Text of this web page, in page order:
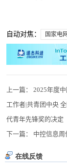
自动对焦： 国家电网
上一篇：
2025年度
工作者|共青团中央
代青年先锋奖的决定
下一篇：
中控信息周